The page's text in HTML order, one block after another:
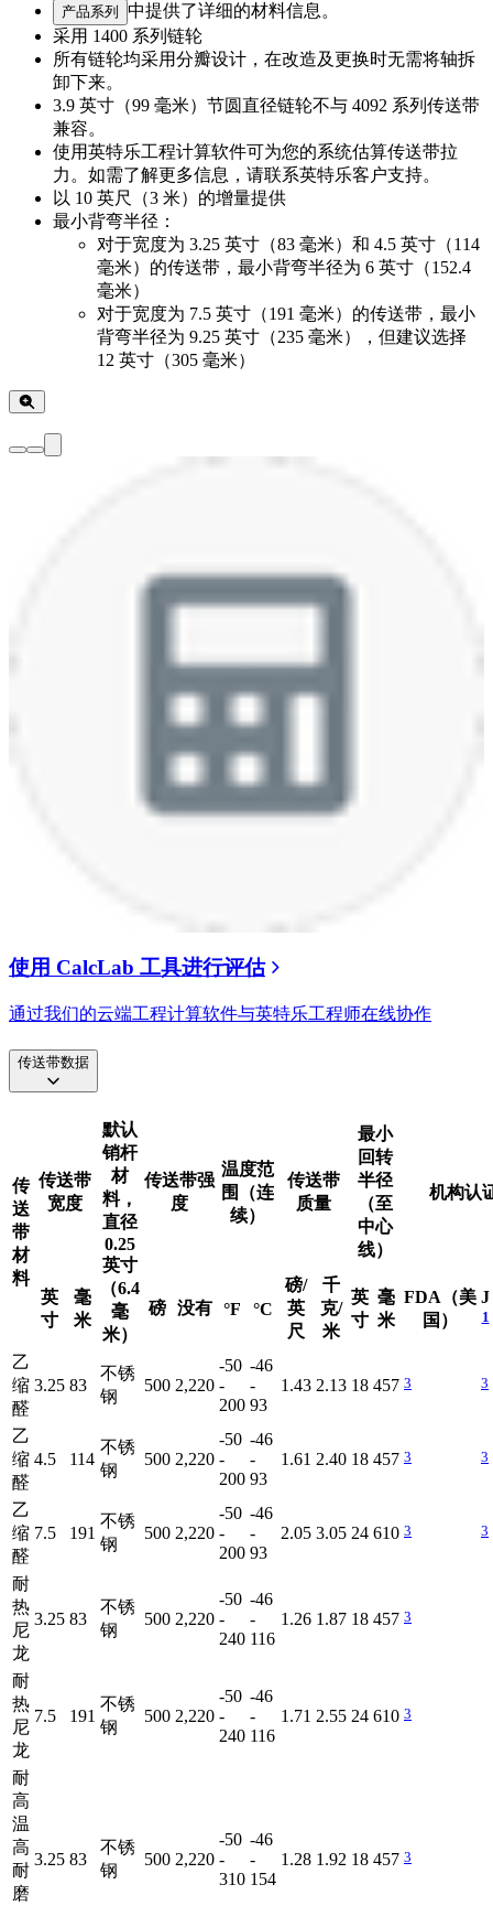
产品系列
中提供了详细的材料信息。
采用 1400 系列链轮
所有链轮均采用分瓣设计，在改造及更换时无需将轴拆
卸下来。
3.9 英寸（99 毫米）节圆直径链轮不与 4092 系列传送带
兼容。
使用英特乐工程计算软件可为您的系统估算传送带拉
力。如需了解更多信息，请联系英特乐客户支持。
以 10 英尺（3 米）的增量提供
最小背弯半径：
对于宽度为 3.25 英寸（83 毫米）和 4.5 英寸（114
毫米）的传送带，最小背弯半径为 6 英寸（152.4
毫米）
对于宽度为 7.5 英寸（191 毫米）的传送带，最小
背弯半径为 9.25 英寸（235 毫米），但建议选择
12 英寸（305 毫米）
使用 CalcLab 工具进行评估
通过我们的云端工程计算软件与英特乐工程师在线协作
传送带数据
传
送
带
材
料
传送带
宽度
默认
销杆
材
料，
直径
0.25
英寸
（6.4
毫
米）
传送带强
度
温度范
围（连
续）
传送带
质量
最小
回转
半径
（至
中心
线）
机构认
英
寸
毫
米
磅 没有 °F °C
磅/
英
尺
千
克/
米
英
寸
毫
米
FDA（美
国）
J
1
乙
缩
醛
3.25 83
不锈
钢
500 2,220
-50
-
200
-46
-
93
1.43 2.13 18 457 3 3
乙
缩
醛
4.5 114
不锈
钢
500 2,220
-50
-
200
-46
-
93
1.61 2.40 18 457 3 3
乙
缩
醛
7.5 191
不锈
钢
500 2,220
-50
-
200
-46
-
93
2.05 3.05 24 610 3 3
耐
热
尼
龙
3.25 83
不锈
钢
500 2,220
-50
-
240
-46
-
116
1.26 1.87 18 457 3
耐
热
尼
龙
7.5 191
不锈
钢
500 2,220
-50
-
240
-46
-
116
1.71 2.55 24 610 3
耐
高
温
高
耐
磨
3.25 83
不锈
钢
500 2,220
-50
-
310
-46
-
154
1.28 1.92 18 457 3